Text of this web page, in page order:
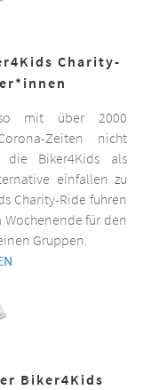
Charity-
mit über 2000
Zeiten nicht
Biker4Kids als
einfallen zu
Charity-Ride fuhren
für den
Gruppen.
Biker4Kids